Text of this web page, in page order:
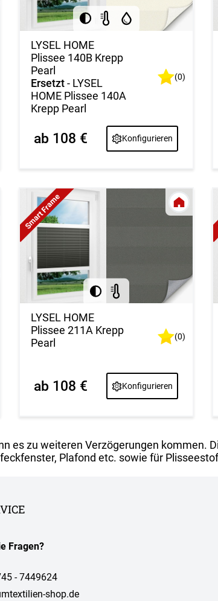
LYSEL HOME
Plissee 140B Krepp
Pearl
Ersetzt- LYSEL
HOME Plissee 140A
Krepp Pearl
(0)
Konfigurieren
ab 108 €
LYSEL HOME
Plissee 211A Krepp
Pearl
Smart Frame
(0)
Konfigurieren
ab 108 €
es zu weiteren Verzögerungen kommen.
Plafond etc. sowie für
Fragen?
- 7449624
shop.de